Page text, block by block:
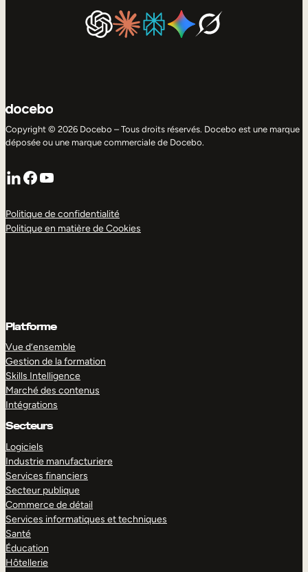
Copyright © 2026 Docebo – Tous droits réservés. Docebo est une marque
déposée ou une marque commerciale de Docebo.
LinkedIn
Facebook
YouTube
Politique de confidentialité
Politique en matière de Cookies
Platforme
Vue d’ensemble
Gestion de la formation
Skills Intelligence
Marché des contenus
Intégrations
Secteurs
Logiciels
Industrie manufacturiere
Services financiers
Secteur publique
Commerce de détail
Services informatiques et techniques
Santé
Éducation
Hôtellerie